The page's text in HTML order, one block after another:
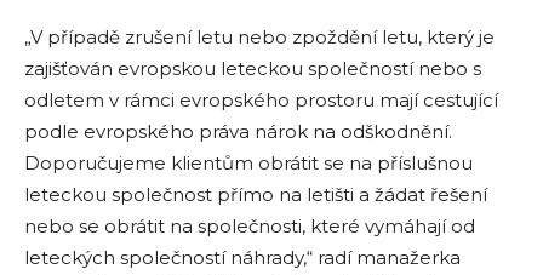
„V případě zrušení letu nebo zpoždění letu, který je
zajišťován evropskou leteckou společností nebo s
odletem v rámci evropského prostoru mají cestující
podle evropského práva nárok na odškodnění.
Doporučujeme klientům obrátit se na příslušnou
leteckou společnost přímo na letišti a žádat řešení
nebo se obrátit na společnosti, které vymáhají od
leteckých společností náhrady,“ radí manažerka